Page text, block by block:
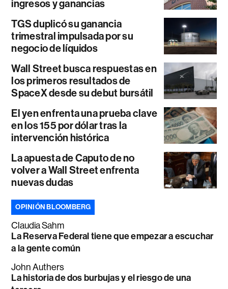
ingresos y ganancias
TGS duplicó su ganancia
trimestral impulsada por su
negocio de líquidos
Wall Street busca respuestas en
los primeros resultados de
SpaceX desde su debut bursátil
El yen enfrenta una prueba clave
en los 155 por dólar tras la
intervención histórica
La apuesta de Caputo de no
volver a Wall Street enfrenta
nuevas dudas
OPINIÓN BLOOMBERG
Claudia Sahm
La Reserva Federal tiene que empezar a escuchar
a la gente común
John Authers
La historia de dos burbujas y el riesgo de una